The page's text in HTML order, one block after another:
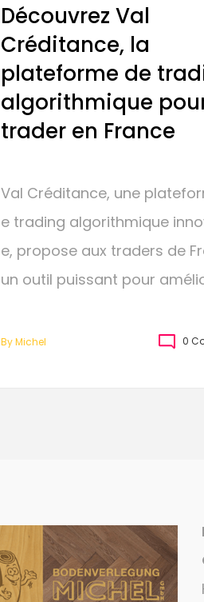
Découvrez Val
Créditance, la
plateforme de
algorithmique
trader en France
Val Créditance, une
e trading algorithmique
e, propose aux traders de
un outil puissant pour
By Michel 0